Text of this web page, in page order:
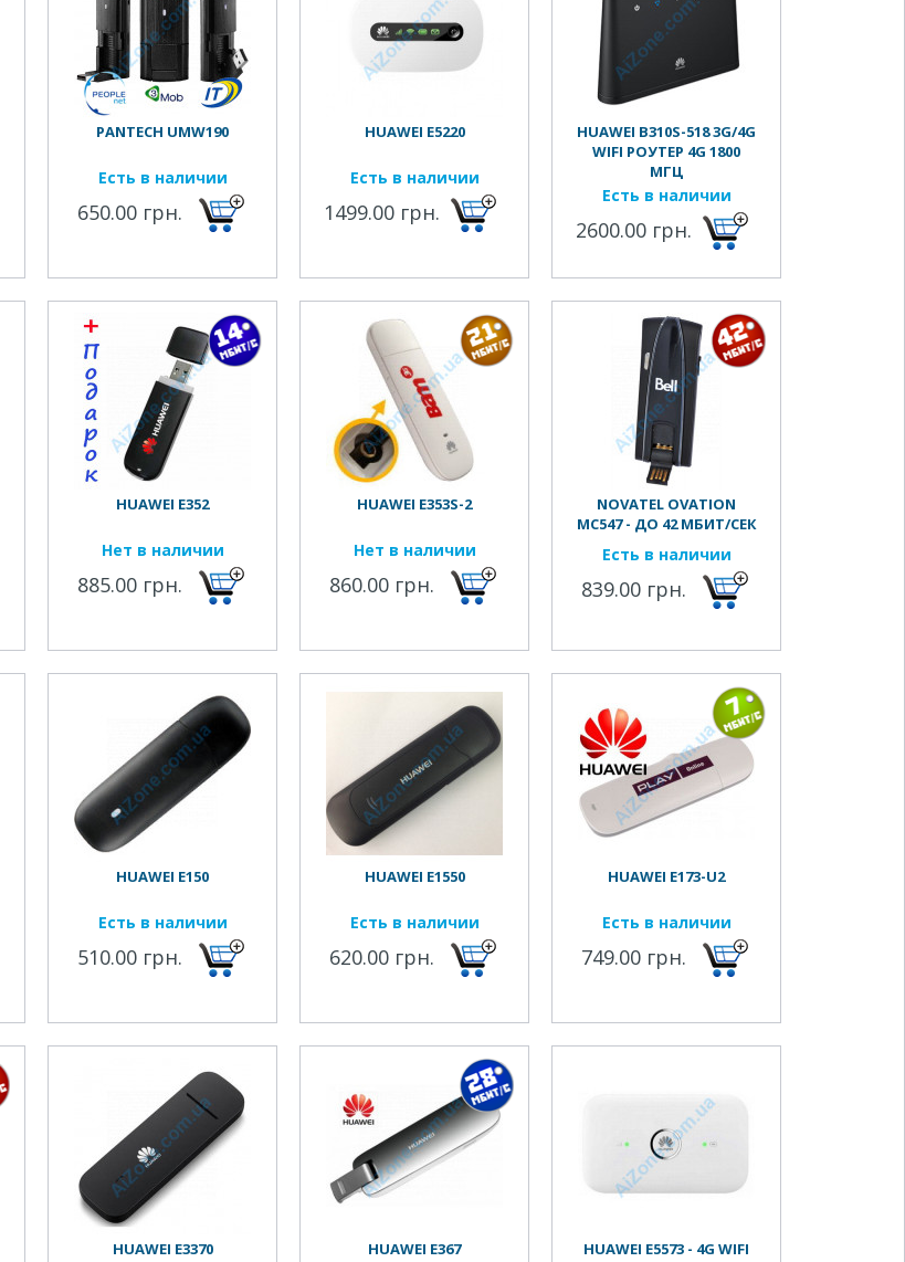
PANTECH UMW190
Есть в наличии
650.00 грн.
HUAWEI E5220
Есть в наличии
1499.00 грн.
HUAWEI B310S-518 3G/4G
WIFI РОУТЕР 4G 1800
МГЦ
Есть в наличии
2600.00 грн.
HUAWEI E352
Нет в наличии
885.00 грн.
HUAWEI E353S-2
Нет в наличии
860.00 грн.
NOVATEL OVATION
MC547 - ДО 42 МБИТ/СЕК
Есть в наличии
839.00 грн.
HUAWEI E150
Есть в наличии
510.00 грн.
HUAWEI E1550
Есть в наличии
620.00 грн.
HUAWEI E173-U2
Есть в наличии
749.00 грн.
HUAWEI E3370 HUAWEI E367 HUAWEI E5573 - 4G WIFI